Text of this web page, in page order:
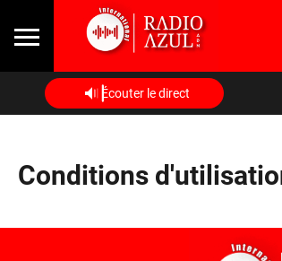
Écouter le direct
Conditions